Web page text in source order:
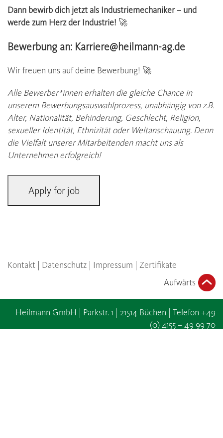
Dann bewirb dich jetzt als Industriemechaniker – und
werde zum Herz der Industrie! 🚀
Bewerbung an: Karriere@heilmann-ag.de
Wir freuen uns auf deine Bewerbung! 🚀
Alle Bewerber*innen erhalten die gleiche Chance in
unserem Bewerbungsauswahlprozess, unabhängig von z.B.
Alter, Nationalität, Behinderung, Geschlecht, Religion,
sexueller Identität, Ethnizität oder Weltanschauung. Denn
die Vielfalt unserer Mitarbeitenden macht uns als
Unternehmen erfolgreich!
Kontakt Datenschutz Impressum
Zertifikate
Aufwärts
Heilmann GmbH | Parkstr. 1 | 21514 Büchen | Telefon +49
(0) 4155 – 49 99 70